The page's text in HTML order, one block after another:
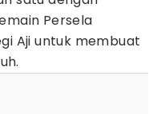
Persela
Aji untuk membuat